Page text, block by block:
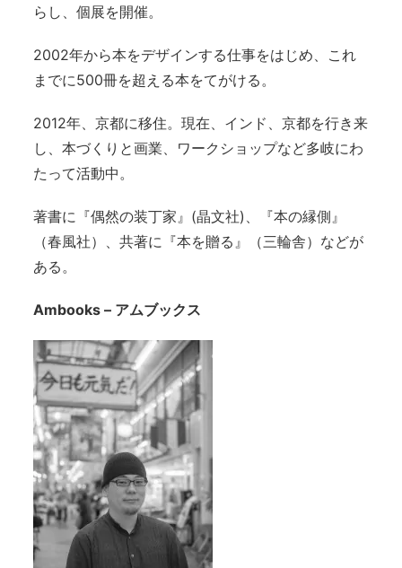
らし、個展を開催。
2002年から本をデザインする仕事をはじめ、これ
までに500冊を超える本をてがける。
2012年、京都に移住。現在、インド、京都を行き来
し、本づくりと画業、ワークショップなど多岐にわ
たって活動中。
著書に『偶然の装丁家』(晶文社)、『本の縁側』
（春風社）、共著に『本を贈る』（三輪舎）などが
ある。
Ambooks – アムブックス